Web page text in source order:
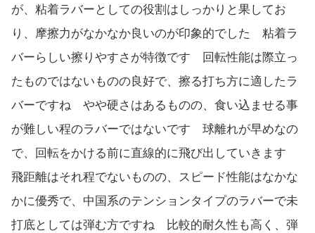
が、粘着ラバーとしての役割はしっかりと果してお
り、摩擦力がなかなか良いのが印象的でした 粘着ラ
バーらしい擦りやすさが特徴です 回転性能は際立っ
たものではないものの良好で、擦る打ち方に適したラ
バーですね やや硬さはあるものの、食い込ませる事
が難しい程のラバーではないです 球離れが早めなの
で、回転をかける前に直線的に飛び出していきます
飛距離はそれ程でないものの、スピード性能はなかな
かに優秀で、中国系のテンションタイプのラバーで未
打底としては弾む方ですね 比較的耐久性も高く、弾